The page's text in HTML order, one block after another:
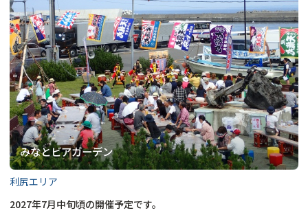
みなとビアガーデン
利尻エリア
2027年7月中旬頃の開催予定です。